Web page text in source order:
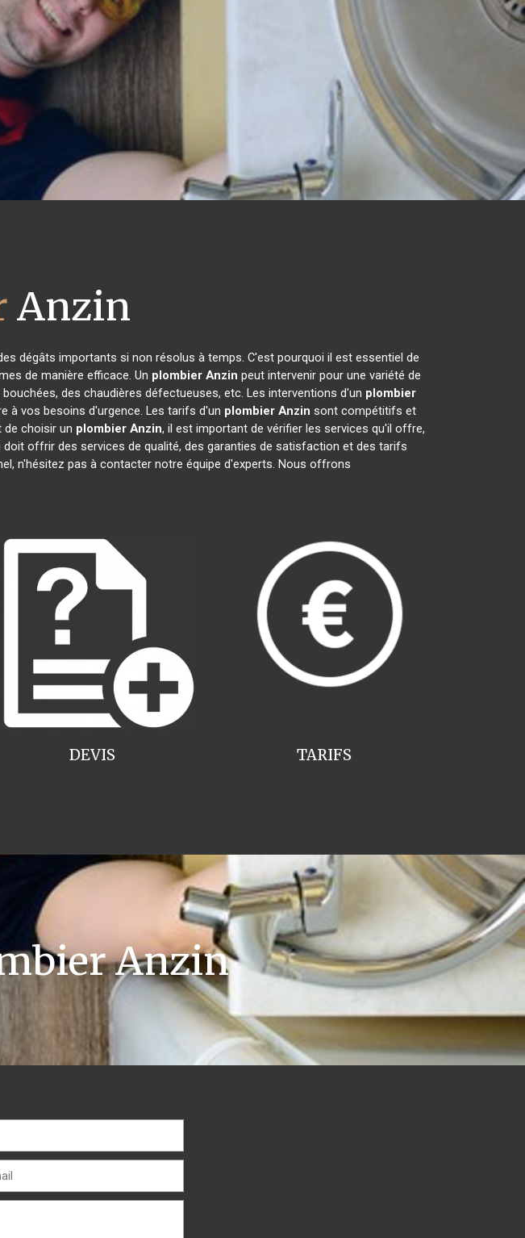
Anzin
dégâts importants si non résolus à temps. C'est pourquoi il est essentiel de
de manière efficace. Un plombier Anzin peut intervenir pour une variété de
des chaudières défectueuses, etc. Les interventions d'un plombier
à vos besoins d'urgence. Les tarifs d'un plombier Anzin sont compétitifs et
de choisir un plombier Anzin, il est important de vérifier les services qu'il offre,
doit offrir des services de qualité, des garanties de satisfaction et des tarifs
n'hésitez pas à contacter notre équipe d'experts. Nous offrons
TARIFS
DEVIS
Anzin